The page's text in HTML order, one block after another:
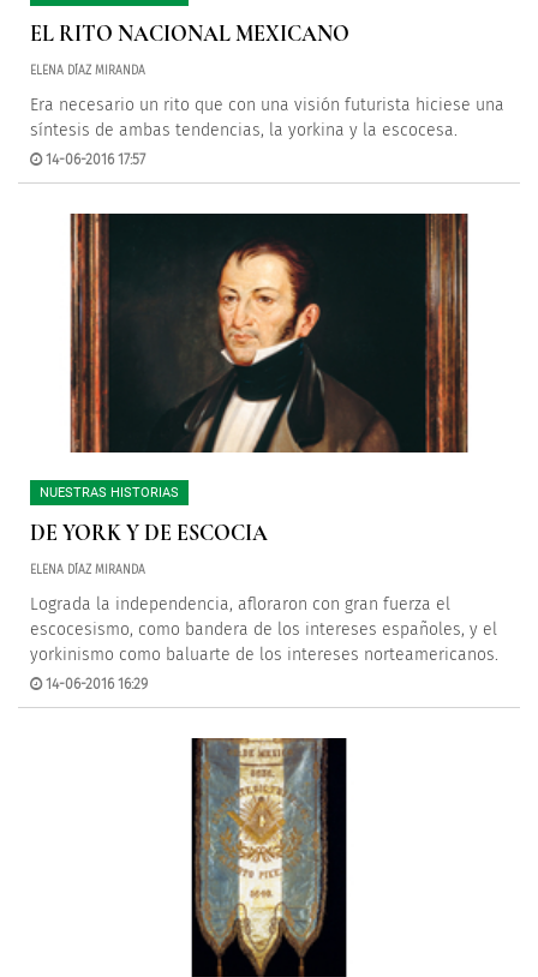
EL RITO NACIONAL MEXICANO
ELENA DÍAZ MIRANDA
Era necesario un rito que con una visión futurista hiciese una
síntesis de ambas tendencias, la yorkina y la escocesa.
14-06-2016 17:57
NUESTRAS HISTORIAS
DE YORK Y DE ESCOCIA
ELENA DÍAZ MIRANDA
Lograda la independencia, afloraron con gran fuerza el
escocesismo, como bandera de los intereses españoles, y el
yorkinismo como baluarte de los intereses norteamericanos.
14-06-2016 16:29